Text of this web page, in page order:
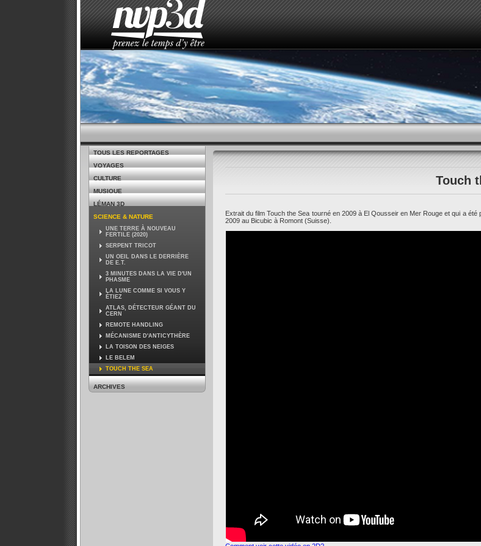
ACCUEIL LE STUDIO ACTUALITÉS COMMENT VOIR LA 3D HORLOGERIE
TOUS LES REPORTAGES
VOYAGES
CULTURE
MUSIQUE
LÉMAN 3D
SCIENCE & NATURE
UNE TERRE À NOUVEAU
FERTILE (2020)
SERPENT TRICOT
UN OEIL DANS LE DERRIÈRE
DE E.T.
3 MINUTES DANS LA VIE D'UN
PHASME
LA LUNE COMME SI VOUS Y
ÉTIEZ
ATLAS, DÉTECTEUR GÉANT DU
CERN
REMOTE HANDLING
MÉCANISME D'ANTICYTHÈRE
LA TOISON DES NEIGES
LE BELEM
TOUCH THE SEA
ARCHIVES
Touch
Extrait du film Touch the Sea tourné en 2009 à El Qousseir en Mer Rouge et qui a
2009 au Bicubic à Romont (Suisse).